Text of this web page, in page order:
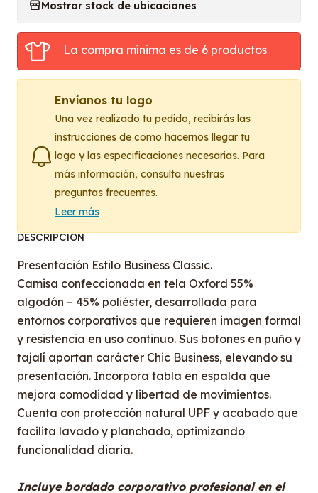
Mostrar stock de ubicaciones
La compra mínima es de 6 productos
Envíanos tu logo
Una vez realizado tu pedido, recibirás las
instrucciones de como hacernos llegar tu
logo y las especificaciones necesarias. Para
más información, consulta nuestras
preguntas frecuentes.
Leer más
DESCRIPCIÓN
Presentación Estilo Business Classic.
Camisa confeccionada en tela Oxford 55%
algodón – 45% poliéster, desarrollada para
entornos corporativos que requieren imagen formal
y resistencia en uso continuo. Sus botones en puño y
tajalí aportan carácter Chic Business, elevando su
presentación. Incorpora tabla en espalda que
mejora comodidad y libertad de movimientos.
Cuenta con protección natural UPF y acabado que
facilita lavado y planchado, optimizando
funcionalidad diaria.
Incluye bordado corporativo profesional en el